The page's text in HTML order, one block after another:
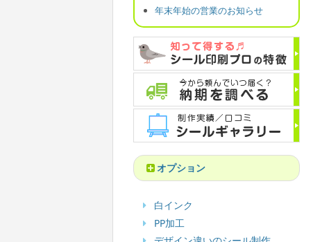
年末年始の営業のお知らせ
オプション
白インク
PP加工